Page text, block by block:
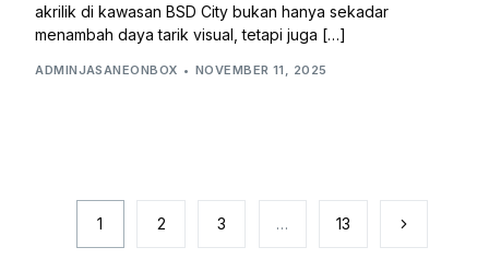
akrilik di kawasan BSD City bukan hanya sekadar
menambah daya tarik visual, tetapi juga […]
ADMINJASANEONBOX NOVEMBER 11, 2025
1 2 3 … 13